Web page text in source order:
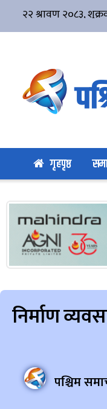
गृहपृष्ठ
निर्माण
पश्चिम